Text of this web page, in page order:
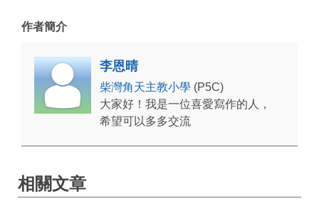
作者簡介
李恩晴
柴灣角天主教小學 (P5C)
大家好！我是一位喜愛寫作的人，
希望可以多多交流
相關文章